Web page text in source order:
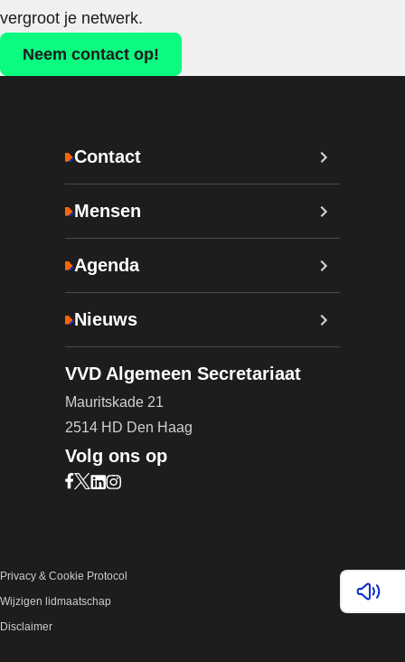
Lees
vergroot je netwerk.
Neem contact op!
Contact
Mensen
Agenda
Nieuws
VVD Algemeen Secretariaat
Mauritskade 21
2514 HD Den Haag
Volg ons op
Bezoek onze Facebook pagina (opent in nieuw
Bezoek onze X pagina (opent in nieuw tabblad)
Bezoek onze LinkedIn pagina (opent in nieuw
Bezoek onze Instagram pagina (opent in
Privacy & Cookie Protocol
Wijzigen lidmaatschap
Disclaimer